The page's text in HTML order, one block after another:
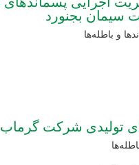
و باطله‌ها
تولیدی شرکت